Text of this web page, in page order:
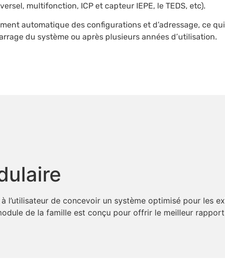
multifonction, ICP et capteur IEPE, le TEDS, etc).
automatique des configurations et d’adressage, ce
du système ou après plusieurs années d’utilisation.
l’utilisateur de concevoir un système optimisé pour les
de la famille est conçu pour offrir le meilleur